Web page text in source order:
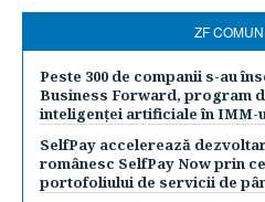
ZF
Peste 300 de companii s-au
Business Forward, program
inteligenței artificiale în IMM-
SelfPay accelerează
românesc SelfPay Now prin
portofoliului de servicii de